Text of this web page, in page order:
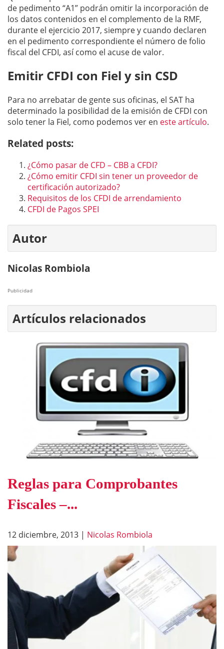
de pedimento “A1” podrán omitir la incorporación de
los datos contenidos en el complemento de la RMF,
durante el ejercicio 2017, siempre y cuando declaren
en el pedimento correspondiente el número de folio
fiscal del CFDI, así como el acuse de valor.
Emitir CFDI con Fiel y sin CSD
Para no arrebatar de gente sus oficinas, el SAT ha
determinado la posibilidad de la emisión de CFDI con
solo tener la Fiel, como podemos ver en este artículo.
Related posts:
¿Cómo pasar de CFD – CBB a CFDI?
¿Cómo emitir CFDI sin tener un proveedor de
certificación autorizado?
Requisitos de los CFDI de arrendamiento
CFDI de Pagos SPEI
Autor
Nicolas Rombiola
Publicidad
Artículos relacionados
Reglas para Comprobantes
Fiscales –...
12 diciembre, 2013 | Nicolas Rombiola